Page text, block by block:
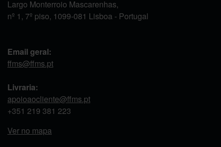
Largo Monterroio Mascarenhas,
nº 1, 7º piso, 1099-081 Lisboa - Portugal
Email geral:
ffms@ffms.pt
Livraria:
apoioaocliente@ffms.pt
+351 219 381 223
Ver no mapa